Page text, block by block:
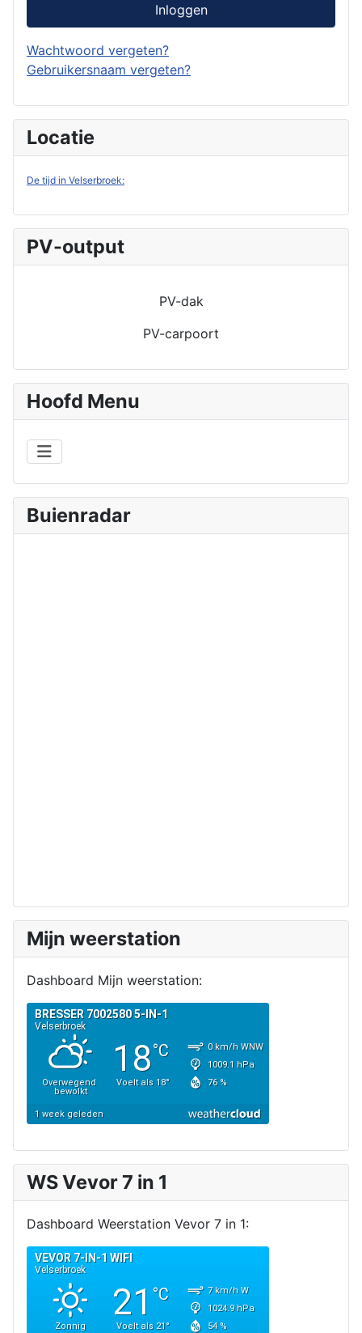
Inloggen
Wachtwoord vergeten?
Gebruikersnaam vergeten?
Locatie
De tijd in Velserbroek:
PV-output
PV-dak
PV-carpoort
Hoofd Menu
Buienradar
Mijn weerstation
Dashboard Mijn weerstation:
WS Vevor 7 in 1
Dashboard Weerstation Vevor 7 in 1: